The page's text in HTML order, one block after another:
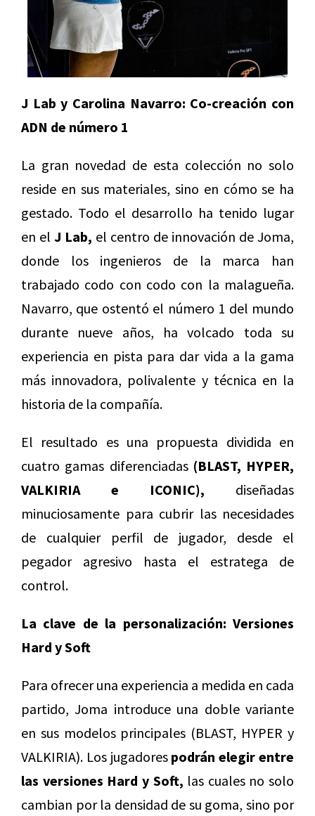
J Lab y Carolina Navarro: Co-creación con
ADN de número 1
La gran novedad de esta colección no solo
reside en sus materiales, sino en cómo se ha
gestado. Todo el desarrollo ha tenido lugar
en el J Lab, el centro de innovación de Joma,
donde los ingenieros de la marca han
trabajado codo con codo con la malagueña.
Navarro, que ostentó el número 1 del mundo
durante nueve años, ha volcado toda su
experiencia en pista para dar vida a la gama
más innovadora, polivalente y técnica en la
historia de la compañía.
El resultado es una propuesta dividida en
cuatro gamas diferenciadas (BLAST, HYPER,
VALKIRIA e ICONIC), diseñadas
minuciosamente para cubrir las necesidades
de cualquier perfil de jugador, desde el
pegador agresivo hasta el estratega de
control.
La clave de la personalización: Versiones
Hard y Soft
Para ofrecer una experiencia a medida en cada
partido, Joma introduce una doble variante
en sus modelos principales (BLAST, HYPER y
VALKIRIA). Los jugadores podrán elegir entre
las versiones Hard y Soft, las cuales no solo
cambian por la densidad de su goma, sino por